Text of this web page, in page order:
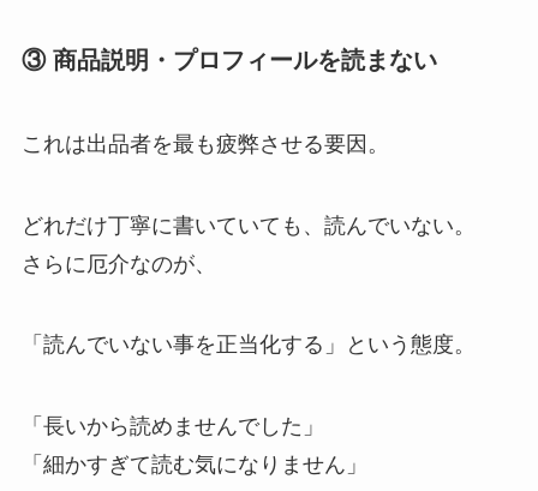
③ 商品説明・プロフィールを読まない
これは出品者を最も疲弊させる要因。
どれだけ丁寧に書いていても、読んでいない。
さらに厄介なのが、
「読んでいない事を正当化する」という態度。
「長いから読めませんでした」
「細かすぎて読む気になりません」